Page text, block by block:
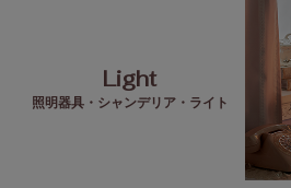
Light
照明器具・シャンデリア・ライト